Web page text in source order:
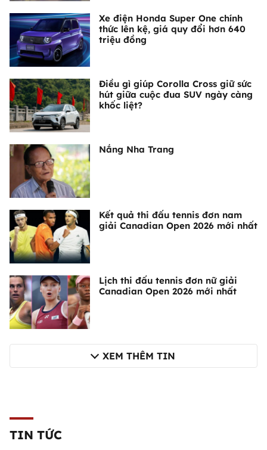
Xe điện Honda Super One chính
thức lên kệ, giá quy đổi hơn 640
triệu đồng
Điều gì giúp Corolla Cross giữ sức
hút giữa cuộc đua SUV ngày càng
khốc liệt?
Nắng Nha Trang
Kết quả thi đấu tennis đơn nam
giải Canadian Open 2026 mới nhất
Lịch thi đấu tennis đơn nữ giải
Canadian Open 2026 mới nhất
XEM THÊM TIN
TIN TỨC